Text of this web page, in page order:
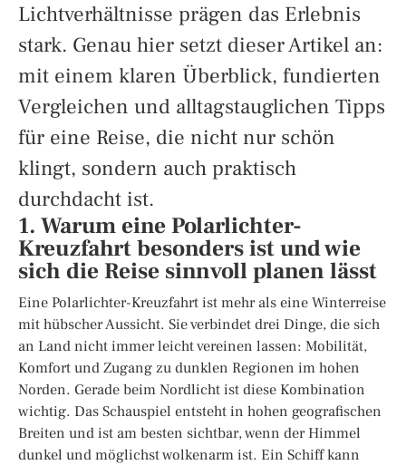
Lichtverhältnisse prägen das Erlebnis
stark. Genau hier setzt dieser Artikel an:
mit einem klaren Überblick, fundierten
Vergleichen und alltagstauglichen Tipps
für eine Reise, die nicht nur schön
klingt, sondern auch praktisch
durchdacht ist.
1. Warum eine Polarlichter-
Kreuzfahrt besonders ist und wie
sich die Reise sinnvoll planen lässt
Eine Polarlichter-Kreuzfahrt ist mehr als eine Winterreise
mit hübscher Aussicht. Sie verbindet drei Dinge, die sich
an Land nicht immer leicht vereinen lassen: Mobilität,
Komfort und Zugang zu dunklen Regionen im hohen
Norden. Gerade beim Nordlicht ist diese Kombination
wichtig. Das Schauspiel entsteht in hohen geografischen
Breiten und ist am besten sichtbar, wenn der Himmel
dunkel und möglichst wolkenarm ist. Ein Schiff kann